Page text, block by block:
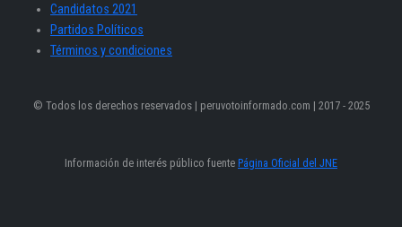
Candidatos 2021
Partidos Políticos
Términos y condiciones
© Todos los derechos reservados | peruvotoinformado.com | 2017 - 2025
Información de interés público fuente Página Oficial del JNE